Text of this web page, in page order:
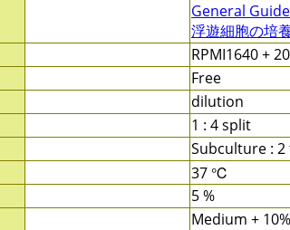
General
浮遊細胞の培
RPMI1640 +
Free
dilution
1 : 4 split
Subculture :
37 ℃
5 %
Medium +